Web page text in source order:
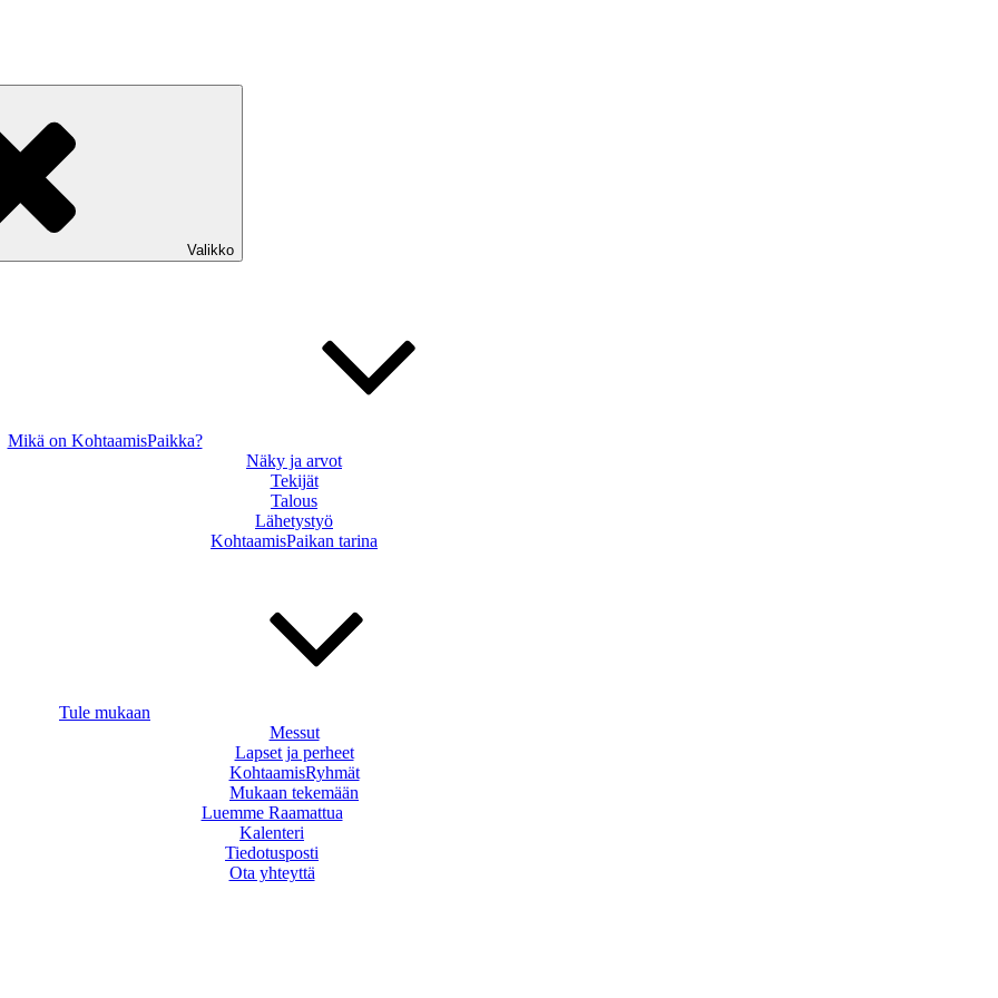
Valikko
Mikä on KohtaamisPaikka?
Näky ja arvot
Tekijät
Talous
Lähetystyö
KohtaamisPaikan tarina
Tule mukaan
Messut
Lapset ja perheet
KohtaamisRyhmät
Mukaan tekemään
Luemme Raamattua
Kalenteri
Tiedotusposti
Ota yhteyttä